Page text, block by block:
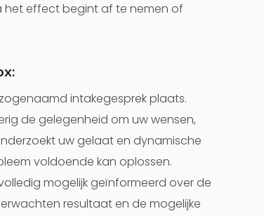
het effect begint af te nemen of
intakegesprek plaats.
de gelegenheid om uw wensen,
uw gelaat en dynamische
voldoende kan oplossen.
mogelijk geïnformeerd over de
resultaat en de mogelijke